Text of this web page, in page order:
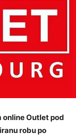
online Outlet pod
robu po